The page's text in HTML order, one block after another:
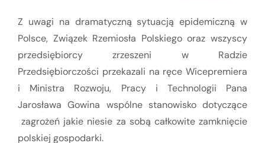
Z uwagi na dramatyczną sytuacją epidemiczną w
Polsce, Związek Rzemiosła Polskiego oraz wszyscy
przedsiębiorcy zrzeszeni w Radzie
Przedsiębiorczości przekazali na ręce Wicepremiera
i Ministra Rozwoju, Pracy i Technologii Pana
Jarosława Gowina wspólne stanowisko dotyczące
zagrożeń jakie niesie za sobą całkowite zamknięcie
polskiej gospodarki.